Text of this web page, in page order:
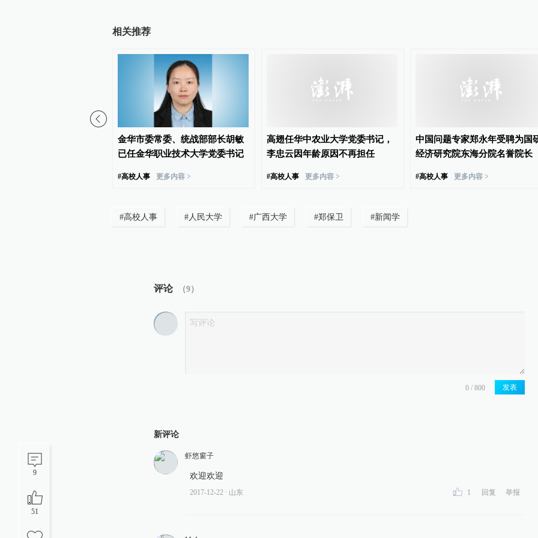
9
51
相关推荐
金华市委常委、统战部部长胡敏
已任金华职业技术大学党委书记
#高校人事 更多内容 >
高翅任华中农业大学党委书记，
李忠云因年龄原因不再担任
#高校人事 更多内容 >
中国问题专家郑永年受聘为国
经济研究院东海分院名誉院长
#高校人事 更多内容 >
#高校人事 #人民大学 #广西大学 #郑保卫 #新闻学
评论 （9）
发表
新评论
虾悠窗子
欢迎欢迎
2017-12-22 ∙ 山东 1 回复 举报